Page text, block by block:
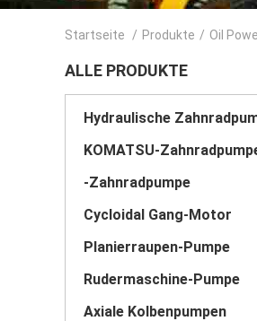
Startseite / Produkte / Oil
ALLE PRODUKTE
Hydraulische
KOMATSU-
-Zahnradpumpe
Cycloidal Gang-Motor
Planierraupen-Pumpe
Rudermaschine-Pumpe
Axiale Kolbenpumpen